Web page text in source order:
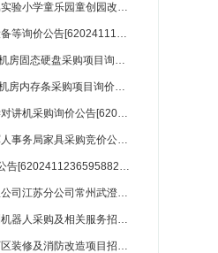
南通大学附属实验小学童乐园童创园改造项目_江苏省招标
民兵规范化设备等询价公告[62024111875946487]_江苏省招标
会计学院314机房固态硬盘采购项目询价公告[62024112348193287]_江苏省招标
会计学院314机房内存条采购项目询价公告[62024112313500953]_江苏省招标
南通开放大学对讲机采购询价公告[62024112353622156]_江苏省招标
海安市退役军人事务局家具采购竞价公告[62024112281031552]_江苏省招标
固态u盘询价公告[62024112365958822]_江苏省招标
铁塔能源有限公司江苏分公司常州武澄科技产业园储能集成型项目（第二次）比选公告_江苏省招标
管道内窥检测机器人采购及相关服务招标公告_江苏省招标
青峰磁电机厂区装修及消防改造项目招标公告[a3212021886000025001001]_江苏省招标